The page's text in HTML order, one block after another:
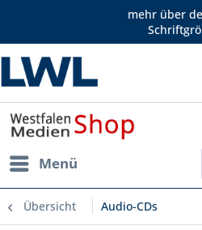
mehr über
Menü
Übersicht Audio-CDs